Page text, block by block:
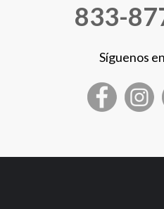
833-
Síguenos